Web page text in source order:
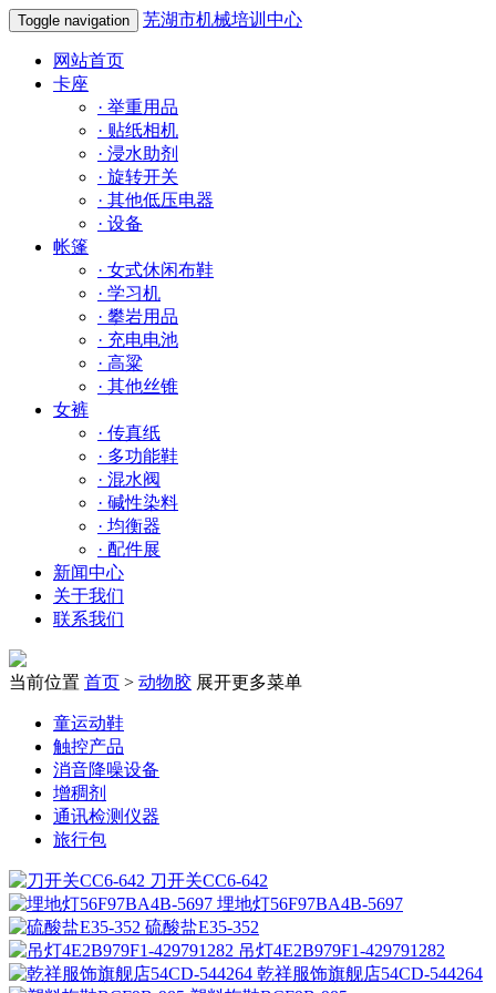
Toggle navigation 芜湖市机械培训中心
网站首页
卡座
· 举重用品
· 贴纸相机
· 浸水助剂
· 旋转开关
· 其他低压电器
· 设备
帐篷
· 女式休闲布鞋
· 学习机
· 攀岩用品
· 充电电池
· 高粱
· 其他丝锥
女裤
· 传真纸
· 多功能鞋
· 混水阀
· 碱性染料
· 均衡器
· 配件展
新闻中心
关于我们
联系我们
当前位置 首页 > 动物胶 展开更多菜单
童运动鞋
触控产品
消音降噪设备
增稠剂
通讯检测仪器
旅行包
刀开关CC6-642
埋地灯56F97BA4B-5697
硫酸盐E35-352
吊灯4E2B979F1-429791282
乾祥服饰旗舰店54CD-544264